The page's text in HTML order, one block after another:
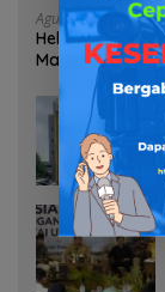
Agustus 7, 2026
Heboh
Manggar,